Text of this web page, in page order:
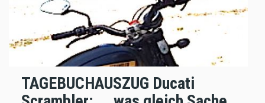
TAGEBUCHAUSZUG Ducati